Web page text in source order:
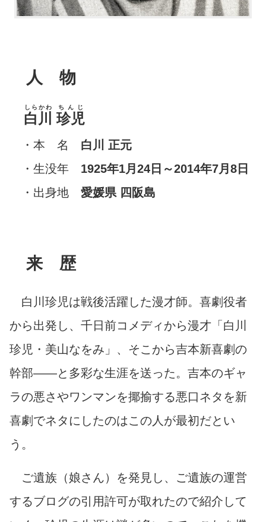
人 物
白川
しらかわ
珍児
ちんじ
・本 名 白川 正元
・生没年 1925年1月24日～2014年7月8日
・出身地 愛媛県 四阪島
来 歴
白川珍児は戦後活躍した漫才師。喜劇役者
から出発し、千日前コメディから漫才「白川
珍児・美山なをみ」、そこから吉本新喜劇の
幹部――と多彩な生涯を送った。吉本のギャ
ラの悪さやワンマンを揶揄する悪口ネタを新
喜劇でネタにしたのはこの人が最初だとい
う。
ご遺族（娘さん）を発見し、ご遺族の運営
するブログの引用許可が取れたので紹介して